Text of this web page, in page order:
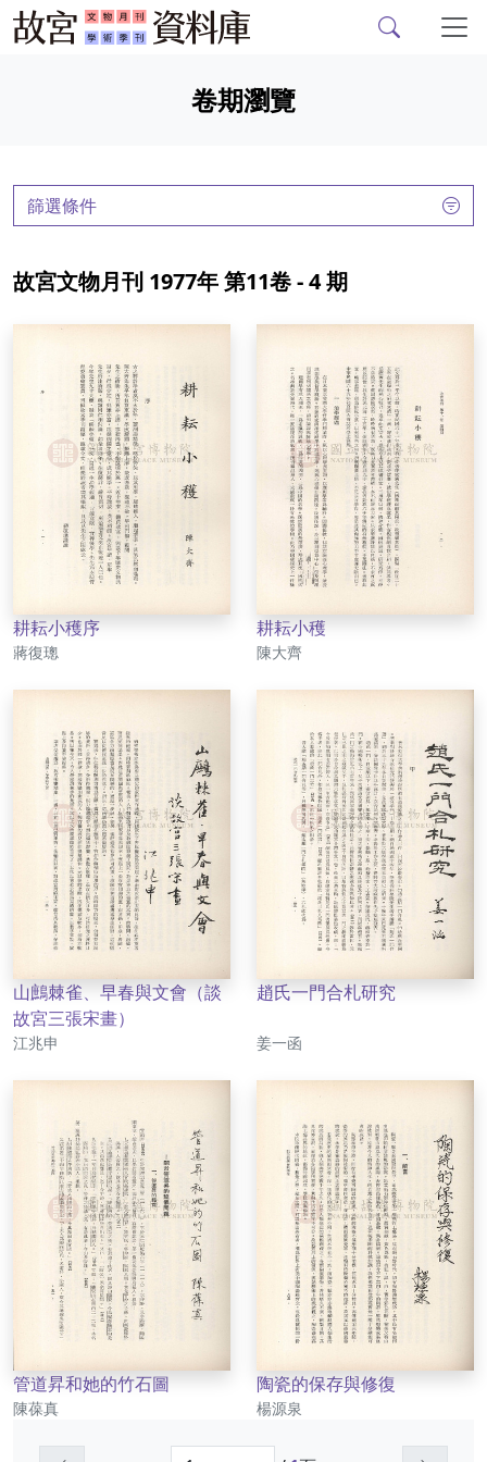
故宮文物月刊、故宮學
卷期瀏覽
篩選條件
故宮文物月刊 1977年 第11卷 - 4 期
耕耘小穫序
作者
蔣復璁
耕耘小穫
作者
陳大齊
山鷓棘雀、早春與文會（談
故宮三張宋畫）
作者
江兆申
趙氏一門合札研究
作者
姜一函
管道昇和她的竹石圖
作者
陳葆真
陶瓷的保存與修復
作者
楊源泉